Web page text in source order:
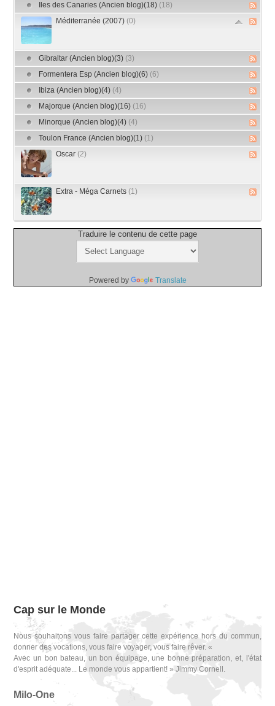
Iles des Canaries (Ancien blog)(18) (18)
Méditerranée (2007) (0)
Gibraltar (Ancien blog)(3) (3)
Formentera Esp (Ancien blog)(6) (6)
Ibiza (Ancien blog)(4) (4)
Majorque (Ancien blog)(16) (16)
Minorque (Ancien blog)(4) (4)
Toulon France (Ancien blog)(1) (1)
Oscar (2)
Extra - Méga Carnets (1)
Traduire le contenu de cette page
Powered by Translate
Cap sur le Monde
Nous souhaitons vous faire partager cette expérience hors du commun,
donner des vocations, vous faire voyager, vous faire rêver. «
Avec un bon bateau, un bon équipage, une bonne préparation, et, l'état
d'esprit adéquate... Le monde vous appartient! » Jimmy Cornell.
Milo-One